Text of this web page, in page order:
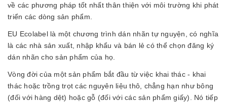
về các phương pháp tốt nhất thân thiện với môi trường khi phát
triển các dòng sản phẩm.
EU Ecolabel là một chương trình dán nhãn tự nguyện, có nghĩa
là các nhà sản xuất, nhập khẩu và bán lẻ có thể chọn đăng ký
dán nhãn cho sản phẩm của họ.
Vòng đời của một sản phẩm bắt đầu từ việc khai thác - khai
thác hoặc trồng trọt các nguyên liệu thô, chẳng hạn như bông
(đối với hàng dệt) hoặc gỗ (đối với các sản phẩm giấy). Nó tiếp